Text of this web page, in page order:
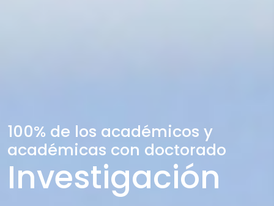
100% de los académicos y
académicas con doctorado
Investigación